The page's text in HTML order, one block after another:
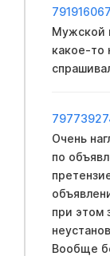
Мужской
какое-то
Очень
по
при этом
Вообще